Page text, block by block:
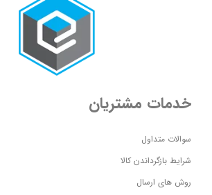
خدمات مشتریان
سوالات متداول
شرایط بازگرداندن کالا
روش های ارسال